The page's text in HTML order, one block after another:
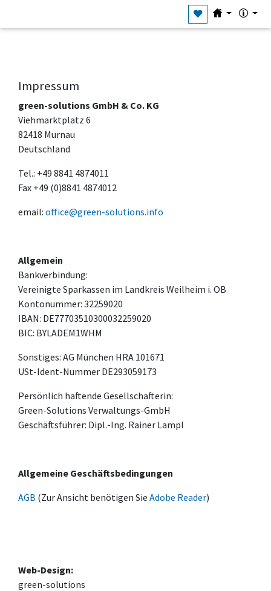
Impressum
green-solutions GmbH & Co. KG
Viehmarktplatz 6
82418 Murnau
Deutschland
Tel.: +49 8841 4874011
Fax +49 (0)8841 4874012
email: office@green-solutions.info
Allgemein
Bankverbindung:
Vereinigte Sparkassen im Landkreis Weilheim i. OB
Kontonummer: 32259020
IBAN: DE77703510300032259020
BIC: BYLADEM1WHM
Sonstiges: AG München HRA 101671
USt-Ident-Nummer DE293059173
Persönlich haftende Gesellschafterin:
Green-Solutions Verwaltungs-GmbH
Geschäftsführer: Dipl.-Ing. Rainer Lampl
Allgemeine Geschäftsbedingungen
AGB (Zur Ansicht benötigen Sie Adobe Reader)
Web-Design:
green-solutions